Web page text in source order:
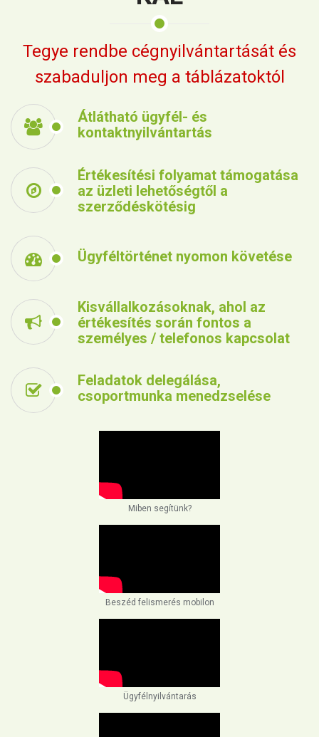
Tegye rendbe cégnyilvántartását és
szabaduljon meg a táblázatoktól
Átlátható ügyfél- és
kontaktnyilvántartás
Értékesítési folyamat támogatása
az üzleti lehetőségtől a
szerződéskötésig
Ügyféltörténet nyomon követése
Kisvállalkozásoknak, ahol az
értékesítés során fontos a
személyes / telefonos kapcsolat
Feladatok delegálása,
csoportmunka menedzselése
Miben segítünk?
Beszéd felismerés mobilon
Ügyfélnyilvántarás